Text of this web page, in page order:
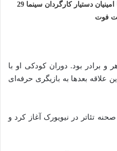
درگذشت رضا امینیان دستیار کارگردان سینما 29
و برادر بود. دوران کودکی او با
علاقه بعدها به بازیگری حرفه‌ای
تئاتر در نیویورک آغاز کرد و